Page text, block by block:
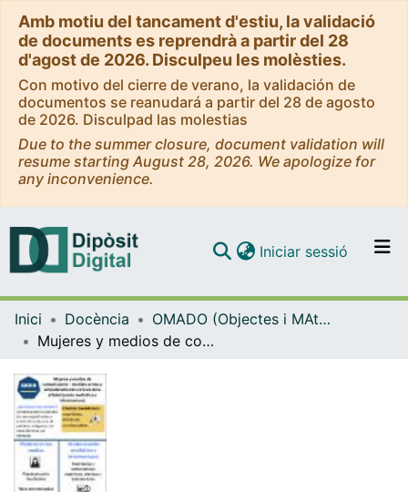
Amb motiu del tancament d'estiu, la validació
de documents es reprendrà a partir del 28
d'agost de 2026. Disculpeu les molèsties.
Con motivo del cierre de verano, la validación de
documentos se reanudará a partir del 28 de agosto
de 2026. Disculpad las molestias
Due to the summer closure, document validation will
resume starting August 28, 2026. We apologize for
any inconvenience.
Navega per tot el DD
Iniciar sessió (current)
Inici Docència
OMADO (Objectes i MAterials DOcents)
Mujeres y medios de comunicación – Análisis crítico y empoderamiento a través de la alfabetización mediática e informacional